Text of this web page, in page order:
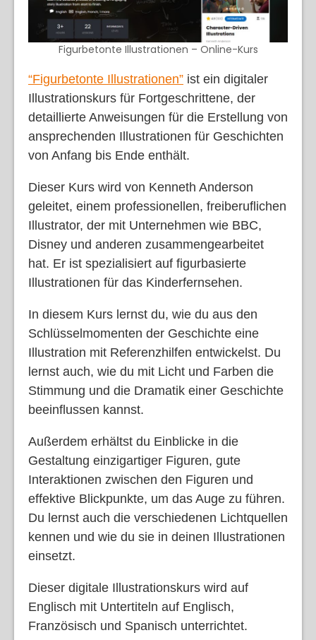
Figurbetonte Illustrationen – Online-Kurs
“Figurbetonte Illustrationen” ist ein digitaler
Illustrationskurs für Fortgeschrittene, der
detaillierte Anweisungen für die Erstellung von
ansprechenden Illustrationen für Geschichten
von Anfang bis Ende enthält.
Dieser Kurs wird von Kenneth Anderson
geleitet, einem professionellen, freiberuflichen
Illustrator, der mit Unternehmen wie BBC,
Disney und anderen zusammengearbeitet
hat. Er ist spezialisiert auf figurbasierte
Illustrationen für das Kinderfernsehen.
In diesem Kurs lernst du, wie du aus den
Schlüsselmomenten der Geschichte eine
Illustration mit Referenzhilfen entwickelst. Du
lernst auch, wie du mit Licht und Farben die
Stimmung und die Dramatik einer Geschichte
beeinflussen kannst.
Außerdem erhältst du Einblicke in die
Gestaltung einzigartiger Figuren, gute
Interaktionen zwischen den Figuren und
effektive Blickpunkte, um das Auge zu führen.
Du lernst auch die verschiedenen Lichtquellen
kennen und wie du sie in deinen Illustrationen
einsetzt.
Dieser digitale Illustrationskurs wird auf
Englisch mit Untertiteln auf Englisch,
Französisch und Spanisch unterrichtet.